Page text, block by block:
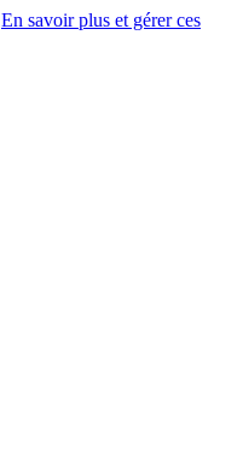
En savoir plus et gérer ces